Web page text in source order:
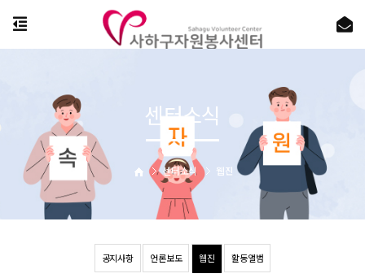
공지사항 언론보도 웹진 활동앨범
센터소식 웹진
센터소식